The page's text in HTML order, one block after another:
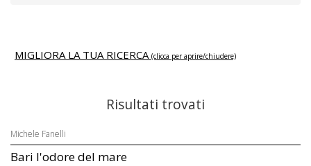
MIGLIORA LA TUA RICERCA (clicca per aprire/chiudere)
Risultati trovati
Michele Fanelli
Bari l'odore del mare